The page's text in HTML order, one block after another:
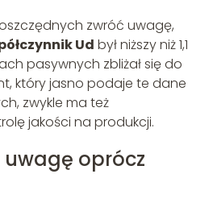
zwróć uwagę,
Ud był niższy niż 1,1
pasywnych zbliżał się do
który jasno podaje te dane
zwykle ma też
jakości na produkcji.
uwagę oprócz